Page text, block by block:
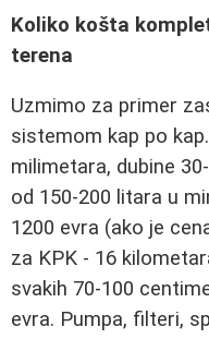
Koliko košta
terena
Uzmimo za primer
sistemom kap po
milimetara, dubine
od 150-200 litara u
1200 evra (ako je
za KPK - 16
svakih 70-100
evra. Pumpa, filteri,